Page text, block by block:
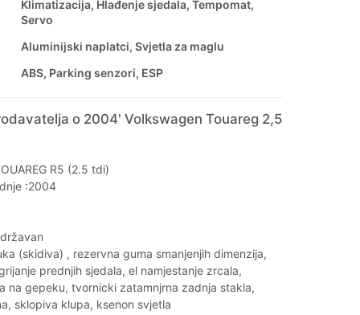
Klimatizacija, Hlađenje sjedala, Tempomat,
Servo
Aluminijski naplatci, Svjetla za maglu
ABS, Parking senzori, ESP
o 2004' Volkswagen Touareg 2,5
R5 (2.5 tdi)
:2004
(skidiva) , rezervna guma smanjenjih dimenzija,
prednjih sjedala, el namjestanje zrcala,
na gepeku, tvornicki zatamnjrna zadnja stakla,
sklopiva klupa, ksenon svjetla